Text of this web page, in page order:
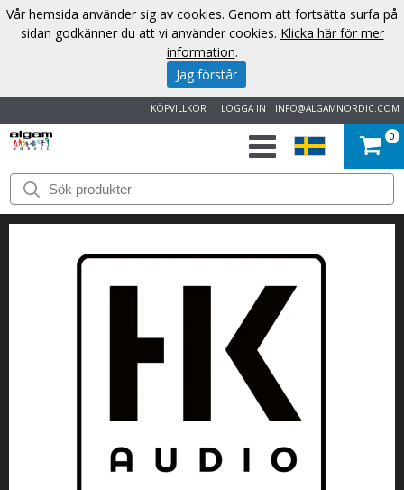
INFO@ALGAMNORDIC.COM
LOGGA IN
KÖPVILLKOR
START
VARUMÄRKEN
NYHETER
0
Vår hemsida använder sig av cookies. Genom att fortsätta surfa på
sidan godkänner du att vi använder cookies. Klicka här för mer
information.
Jag förstår